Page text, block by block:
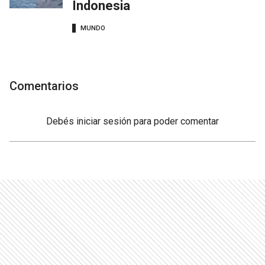
Indonesia
MUNDO
Comentarios
Debés iniciar sesión para poder comentar